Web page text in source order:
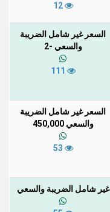
12
السعر غير شامل الضريبة
والسعي -2
السعر غير شامل الضريبة
والسعي 450,000
غير شامل الضريبة والسعي